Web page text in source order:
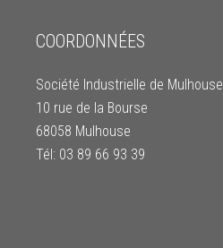
COORDONNÉES
Société Industrielle de Mulhouse
10 rue de la Bourse
68058 Mulhouse
Tél: 03 89 66 93 39